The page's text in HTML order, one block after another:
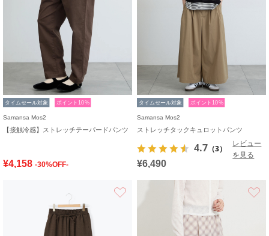
タイムセール対象 ポイント10%
Samansa Mos2
【接触冷感】ストレッチテーパードパンツ
¥4,158 -30%OFF-
タイムセール対象 ポイント10%
Samansa Mos2
ストレッチタックキュロットパンツ
4.7 （3）
レビュー
を見る
¥6,490